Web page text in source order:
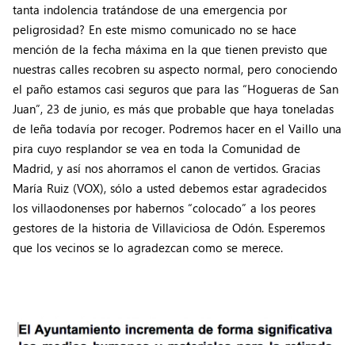
tanta indolencia tratándose de una emergencia por
peligrosidad? En este mismo comunicado no se hace
mención de la fecha máxima en la que tienen previsto que
nuestras calles recobren su aspecto normal, pero conociendo
el paño estamos casi seguros que para las “Hogueras de San
Juan”, 23 de junio, es más que probable que haya toneladas
de leña todavía por recoger. Podremos hacer en el Vaillo una
pira cuyo resplandor se vea en toda la Comunidad de
Madrid, y así nos ahorramos el canon de vertidos. Gracias
María Ruiz (VOX), sólo a usted debemos estar agradecidos
los villaodonenses por habernos “colocado” a los peores
gestores de la historia de Villaviciosa de Odón. Esperemos
que los vecinos se lo agradezcan como se merece.